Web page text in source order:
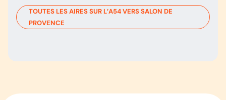
TOUTES LES AIRES SUR L’A54VERSSALON DE
PROVENCE